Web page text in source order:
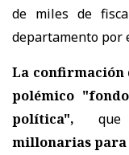
de miles de
departamento por
La confirmación
polémico
política", que
millonarias para